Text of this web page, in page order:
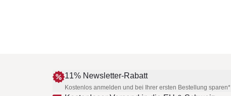
11% Newsletter-Rabatt
Kostenlos anmelden und bei Ihrer ersten Bestellung sparen*